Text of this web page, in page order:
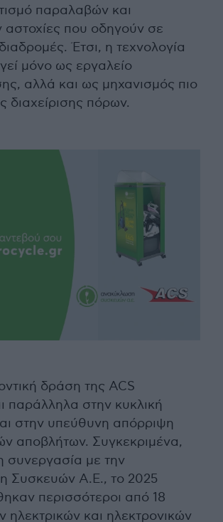
παραλαβών και
αστοχίες που οδηγούν σε
Έτσι, η τεχνολογία
μόνο ως εργαλείο
αλλά και ως μηχανισμός πιο
διαχείρισης πόρων.
δράση της ACS
παράλληλα στην κυκλική
στην υπεύθυνη απόρριψη
αποβλήτων. Συγκεκριμένα,
συνεργασία με την
Συσκευών Α.Ε., το 2025
περισσότεροι από 18
ηλεκτρικών και ηλεκτρονικών